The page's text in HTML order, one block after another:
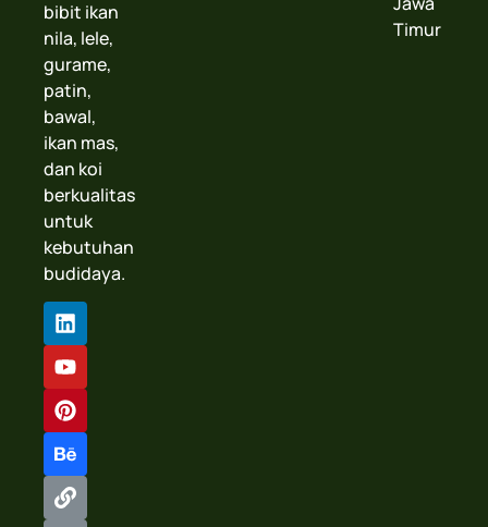
bibit ikan
nila, lele,
gurame,
patin,
bawal,
ikan mas,
dan koi
berkualitas
untuk
kebutuhan
budidaya.
Timur